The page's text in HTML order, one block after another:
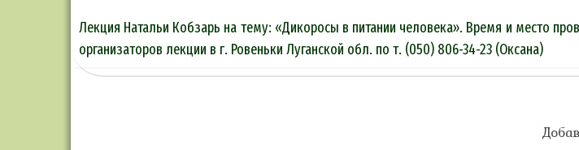
Лекция Натальи Кобзарь на тему: «Дикоросы в питании человека». Время и место
организаторов лекции в г. Ровеньки Луганской обл. по т. (050) 806-34-23 (Оксана)